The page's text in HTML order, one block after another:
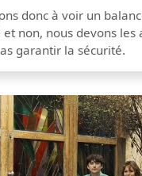
donc à voir un
non, nous devons les
garantir la sécurité.